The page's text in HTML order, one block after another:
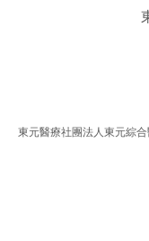
東元醫療社團法人東元綜